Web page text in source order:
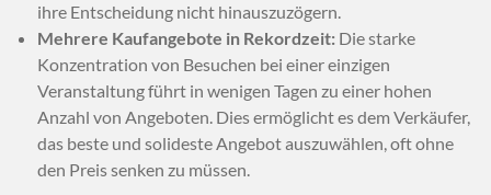
ihre Entscheidung nicht hinauszuzögern.
Mehrere Kaufangebote in Rekordzeit: Die starke
Konzentration von Besuchen bei einer einzigen
Veranstaltung führt in wenigen Tagen zu einer hohen
Anzahl von Angeboten. Dies ermöglicht es dem Verkäufer,
das beste und solideste Angebot auszuwählen, oft ohne
den Preis senken zu müssen.